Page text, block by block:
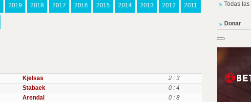
2019 2018 2017 2016 2015 2014 2013 2012 2011
Kjelsas
2 : 3
Stabaek
0 : 4
Arendal
0 : 8
Todas
Donar